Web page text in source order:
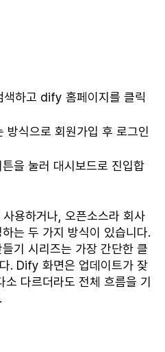
하고 dify 홈페이지를 클릭
방식으로 회원가입 후 로그인
을 눌러 대시보드로 진입합
용하거나, 오픈소스라 회사
는 두 가지 방식이 있습니다.
기 시리즈는 가장 간단한 클
. Dify 화면은 업데이트가 잦
다르더라도 전체 흐름을 기